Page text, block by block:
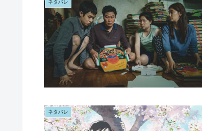
ネタバレ
ネタバレ